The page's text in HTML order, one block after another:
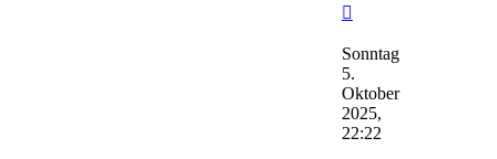
Beitrag
Sonntag
5.
Oktober
2025,
22:22